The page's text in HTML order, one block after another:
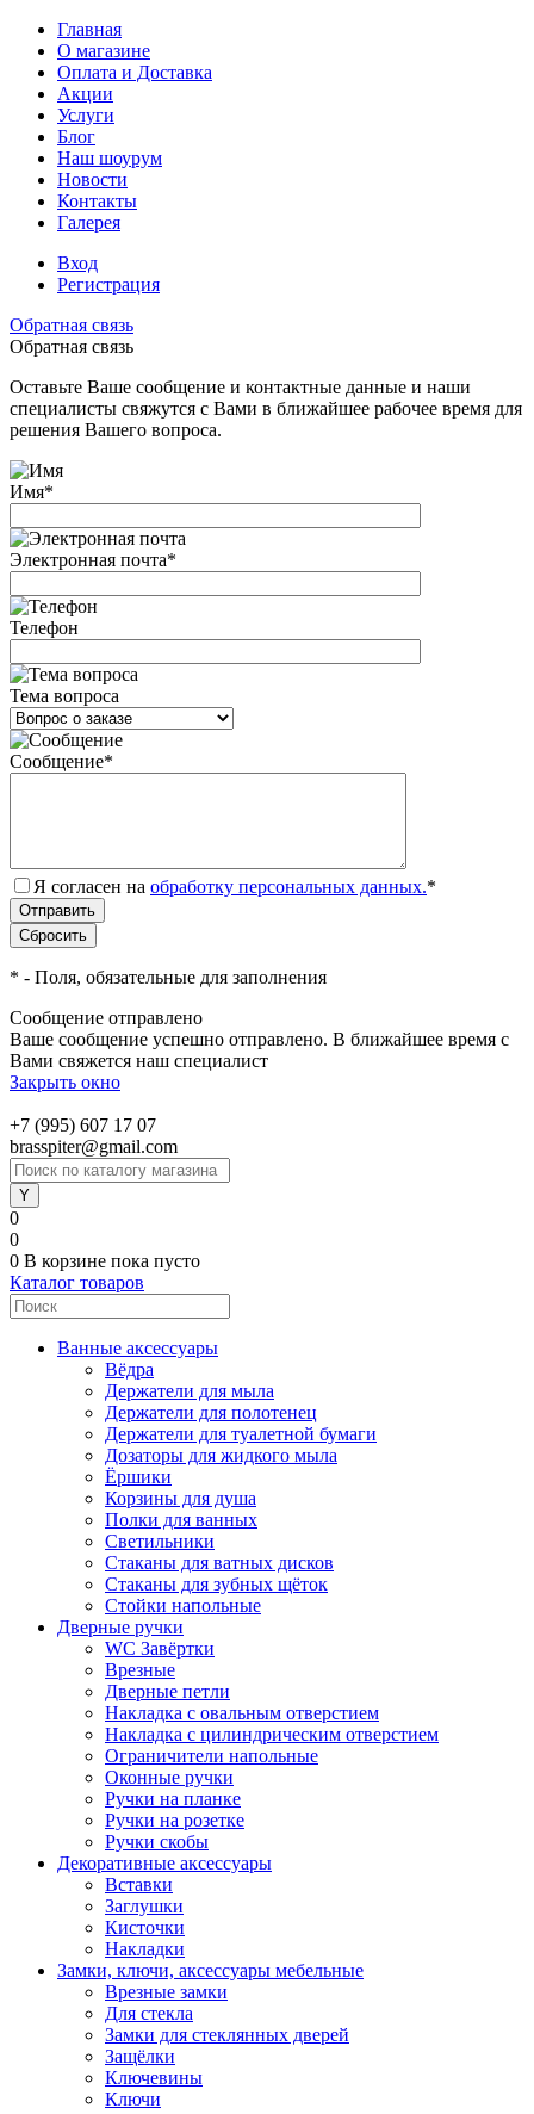
Главная
О магазине
Оплата и Доставка
Акции
Услуги
Блог
Наш шоурум
Новости
Контакты
Галерея
Вход
Регистрация
Обратная связь
Обратная связь
Оставьте Ваше сообщение и контактные данные и наши
специалисты свяжутся с Вами в ближайшее рабочее время для
решения Вашего вопроса.
Имя*
Электронная почта*
Телефон
Тема вопроса
Сообщение*
Я согласен на обработку персональных данных.*
* - Поля, обязательные для заполнения
Сообщение отправлено
Ваше сообщение успешно отправлено. В ближайшее время с
Вами свяжется наш специалист
Закрыть окно
+7 (995) 607 17 07
brasspiter@gmail.com
0
0
0 В корзине пока пусто
Каталог товаров
Ванные аксессуары
Вёдра
Держатели для мыла
Держатели для полотенец
Держатели для туалетной бумаги
Дозаторы для жидкого мыла
Ёршики
Корзины для душа
Полки для ванных
Светильники
Стаканы для ватных дисков
Стаканы для зубных щёток
Стойки напольные
Дверные ручки
WC Завёртки
Врезные
Дверные петли
Накладка с овальным отверстием
Накладка с цилиндрическим отверстием
Ограничители напольные
Оконные ручки
Ручки на планке
Ручки на розетке
Ручки скобы
Декоративные аксессуары
Вставки
Заглушки
Кисточки
Накладки
Замки, ключи, аксессуары мебельные
Врезные замки
Для стекла
Замки для стеклянных дверей
Защёлки
Ключевины
Ключи